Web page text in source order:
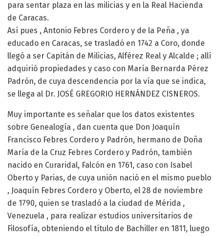
para sentar plaza en las milicias y en la Real Hacienda
de Caracas.
Así pues , Antonio Febres Cordero y de la Peña , ya
educado en Caracas, se trasladó en 1742 a Coro, donde
llegó a ser Capitán de Milicias, Alférez Real y Alcalde ; allí
adquirió propiedades y caso con María Bernarda Pérez
Padrón, de cuya descendencia por la vía que se indica,
se llega al Dr. JOSÉ GREGORIO HERNÁNDEZ CISNEROS.
Muy importante es señalar que los datos existentes
sobre Genealogía , dan cuenta que Don Joaquín
Francisco Febres Cordero y Padrón, hermano de Doña
María de la Cruz Febres Cordero y Padrón, también
nacido en Curaridal, Falcón en 1761, caso con Isabel
Oberto y Parias, de cuya unión nació en el mismo pueblo
, Joaquín Febres Cordero y Oberto, el 28 de noviembre
de 1790, quien se trasladó a la ciudad de Mérida ,
Venezuela , para realizar estudios universitarios de
Filosofía, obteniendo el título de Bachiller en 1811, luego